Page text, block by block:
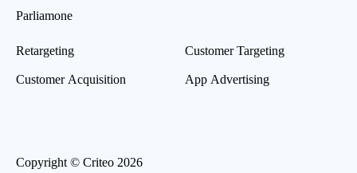
Parliamone
Retargeting
Customer Acquisition
Customer Targeting
App Advertising
Copyright © Criteo 2026